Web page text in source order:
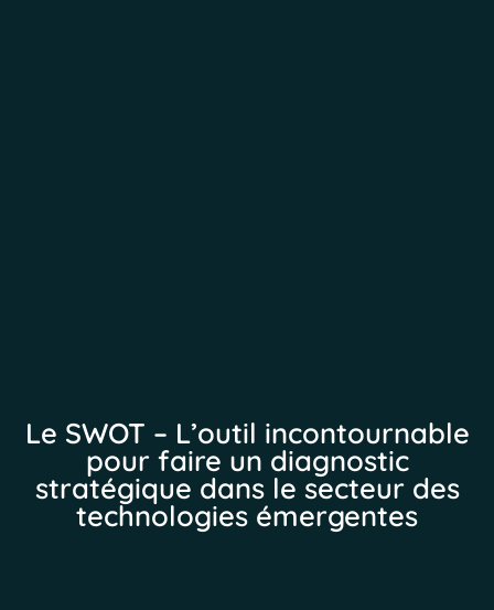
Le SWOT – L’outil incontournable
pour faire un diagnostic
stratégique dans le secteur des
technologies émergentes